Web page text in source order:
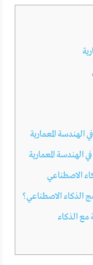
الهندسة المعمارية
الهندسة المعمارية
الاصطناعي
الذكاء الاصطناعي؟
مع الذكاء